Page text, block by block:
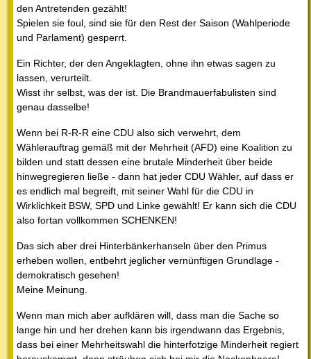
den Antretenden gezählt!
Spielen sie foul, sind sie für den Rest der Saison (Wahlperiode
und Parlament) gesperrt.
Ein Richter, der den Angeklagten, ohne ihn etwas sagen zu
lassen, verurteilt.
Wisst ihr selbst, was der ist. Die Brandmauerfabulisten sind
genau dasselbe!
Wenn bei R-R-R eine CDU also sich verwehrt, dem
Wählerauftrag gemäß mit der Mehrheit (AFD) eine Koalition zu
bilden und statt dessen eine brutale Minderheit über beide
hinwegregieren ließe - dann hat jeder CDU Wähler, auf dass er
es endlich mal begreift, mit seiner Wahl für die CDU in
Wirklichkeit BSW, SPD und Linke gewählt! Er kann sich die CDU
also fortan vollkommen SCHENKEN!
Das sich aber drei Hinterbänkerhanseln über den Primus
erheben wollen, entbehrt jeglicher vernünftigen Grundlage -
demokratisch gesehen!
Meine Meinung.
Wenn man mich aber aufklären will, dass man die Sache so
lange hin und her drehen kann bis irgendwann das Ergebnis,
dass bei einer Mehrheitswahl die hinterfotzige Minderheit regiert